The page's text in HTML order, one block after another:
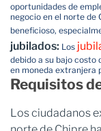
oportunidades de
negocio en el norte de
beneficioso,
jubilados: Los
debido a su bajo costo
en moneda extranjera
Requisitos
Los ciudadanos